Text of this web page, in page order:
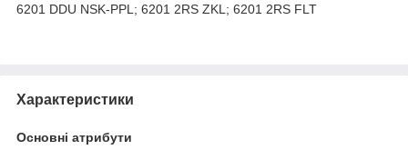
6201 DDU NSK-PPL; 6201 2RS ZKL; 6201 2RS FLT
Характеристики
Основні атрибути